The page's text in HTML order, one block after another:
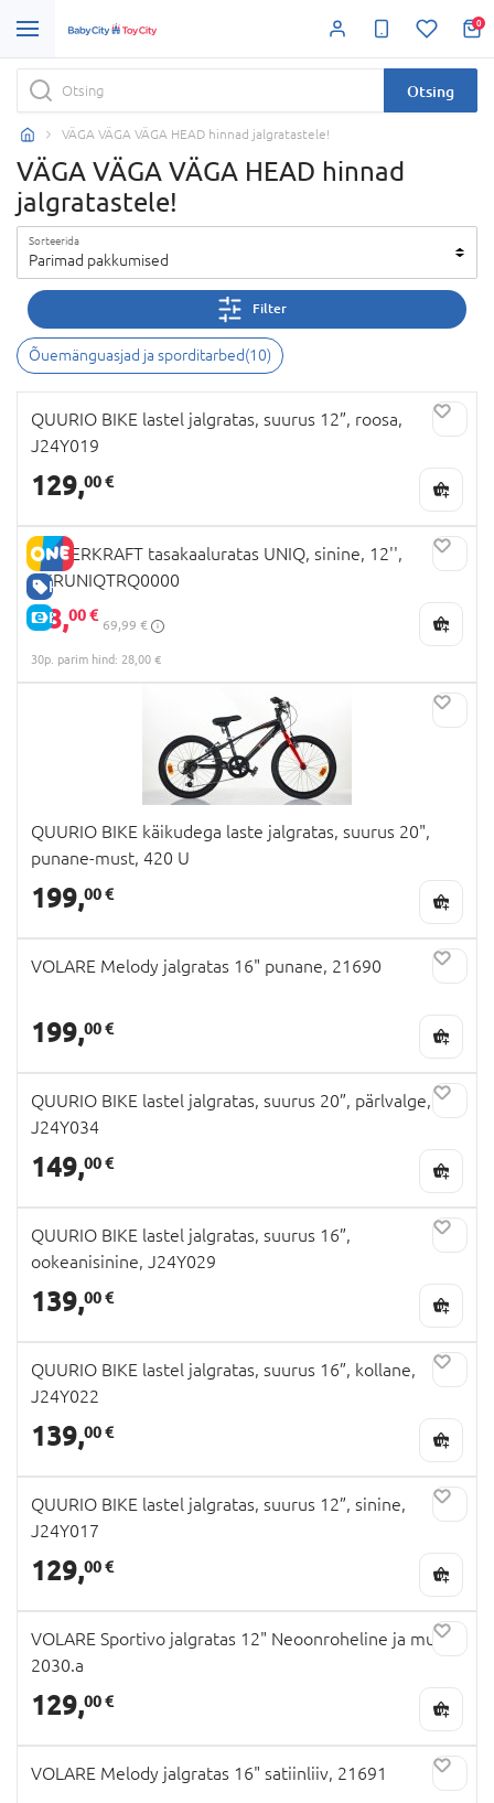
0
Otsing
VÄGA VÄGA VÄGA HEAD hinnad jalgratastele!
VÄGA VÄGA VÄGA HEAD hinnad
jalgratastele!
Sorteerida
Parimad pakkumised
Filter
Õuemänguasjad ja sporditarbed(10)
QUURIO BIKE lastel jalgratas, suurus 12”, roosa,
J24Y019
129,00 €
HEA HIND
E-HIND
KINDERKRAFT tasakaaluratas UNIQ, sinine, 12'',
KKRUNIQTRQ0000
28,00 €
69,99 €
30p. parim hind: 28,00 €
QUURIO BIKE käikudega laste jalgratas, suurus 20",
punane-must, 420 U
199,00 €
VOLARE Melody jalgratas 16" punane, 21690
199,00 €
QUURIO BIKE lastel jalgratas, suurus 20”, pärlvalge,
J24Y034
149,00 €
QUURIO BIKE lastel jalgratas, suurus 16”,
ookeanisinine, J24Y029
139,00 €
QUURIO BIKE lastel jalgratas, suurus 16”, kollane,
J24Y022
139,00 €
QUURIO BIKE lastel jalgratas, suurus 12”, sinine,
J24Y017
129,00 €
VOLARE Sportivo jalgratas 12" Neoonroheline ja must,
2030.a
129,00 €
VOLARE Melody jalgratas 16" satiinliiv, 21691